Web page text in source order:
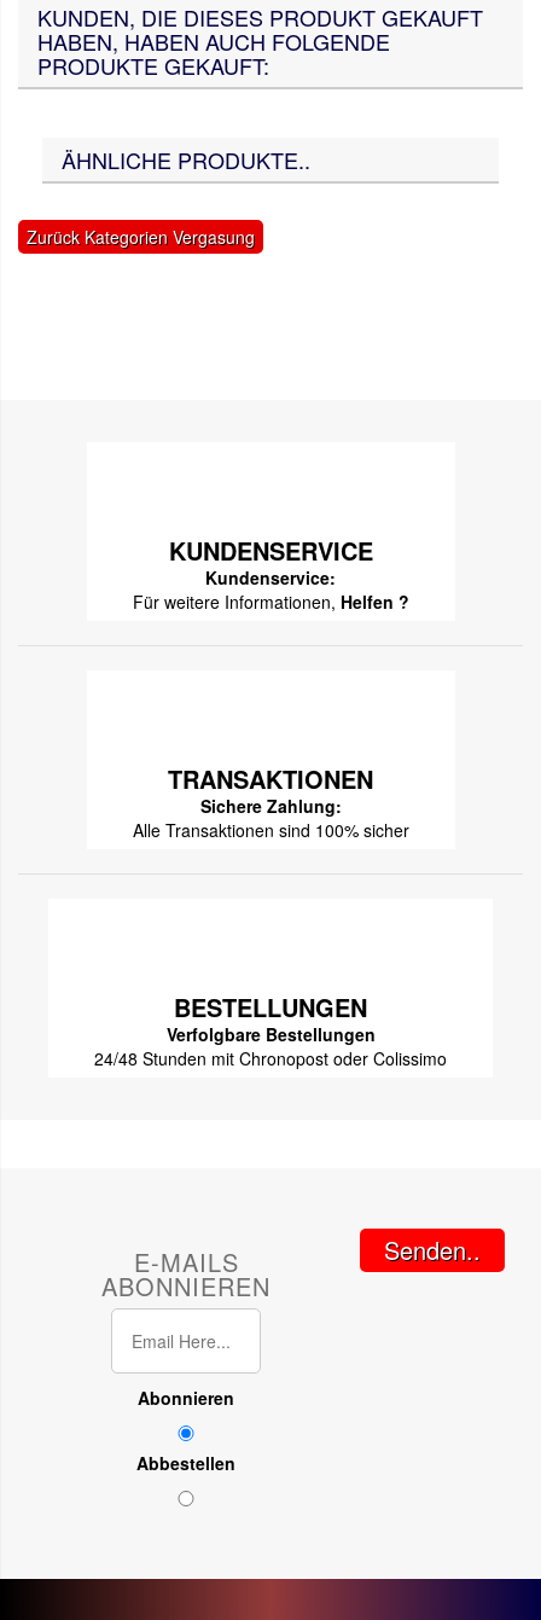
KUNDEN, DIE DIESES PRODUKT GEKAUFT
HABEN, HABEN AUCH FOLGENDE
PRODUKTE GEKAUFT:
ÄHNLICHE PRODUKTE..
Zurück Kategorien Vergasung
KUNDENSERVICE
Kundenservice:
Für weitere Informationen, Helfen ?
TRANSAKTIONEN
Sichere Zahlung:
Alle Transaktionen sind 100% sicher
BESTELLUNGEN
Verfolgbare Bestellungen
24/48 Stunden mit Chronopost oder Colissimo
E-MAILS
ABONNIEREN
Abonnieren
Abbestellen
Senden..